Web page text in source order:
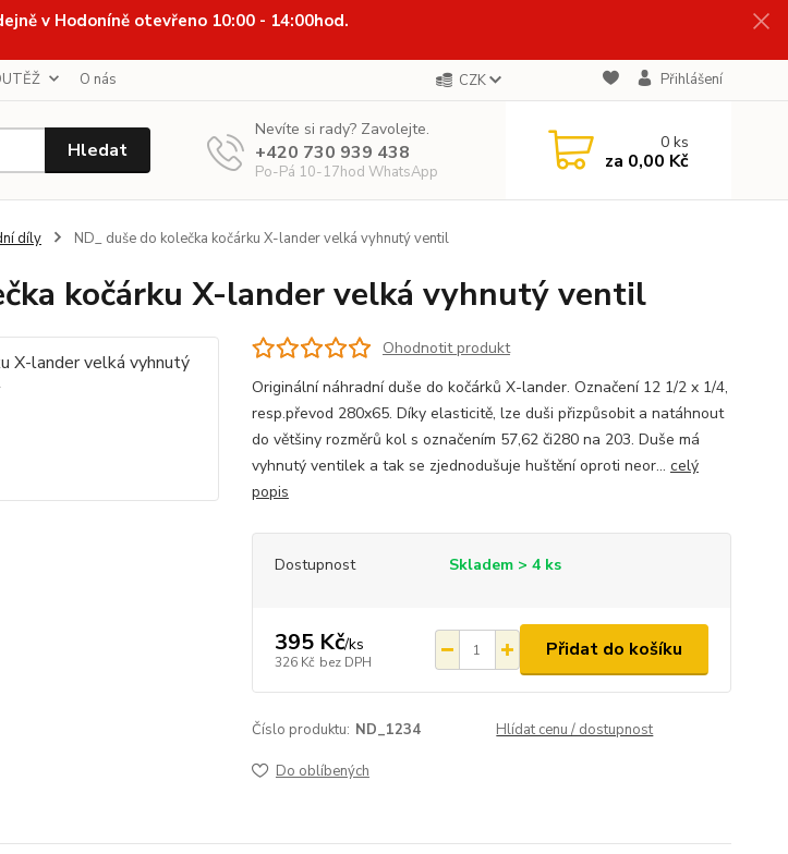
v Hodoníně otevřeno 10:00 - 14:00hod.
O nás CZK Přihlášení
Hledat
Nevíte si rady? Zavolejte.
+420 730 939 438
Po-Pá 10-17hod WhatsApp
0ks
za 0,00 Kč
díly ND_ duše do kolečka kočárku X-lander velká vyhnutý ventil
kočárku X-lander velká vyhnutý ventil
Ohodnotit produkt
Originální náhradní duše do kočárků X-lander. Označení 12 1/2 x 1/4,
resp.převod 280x65. Díky elasticitě, lze duši přizpůsobit a natáhnout
do většiny rozměrů kol s označením 57,62 či280 na 203. Duše má
vyhnutý ventilek a tak se zjednodušuje huštění oproti neor... celý
popis
Dostupnost Skladem > 4 ks
395 Kč/ks
326 Kč bez DPH
Přidat do košíku
Číslo produktu: ND_1234 Hlídat cenu / dostupnost
Do oblíbených